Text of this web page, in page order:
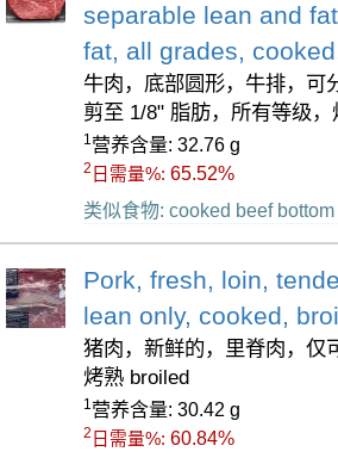
separable lean and
fat, all grades,
牛肉，底部圆形，牛排，可
剪至 1/8" 脂肪，所有等级
1营养含量: 32.76 g
2 日需量%: 65.52%
类似食物: cooked beef bottom
Pork, fresh, loin,
lean only, cooked,
猪肉，新鲜的，里脊肉，仅
烤熟 broiled
1营养含量: 30.42 g
2 日需量%: 60.84%